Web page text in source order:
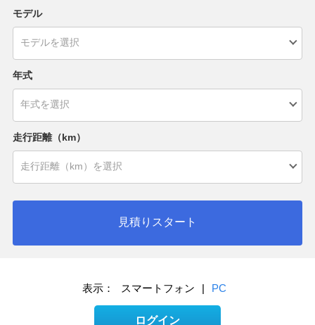
モデル
年式
走行距離（km）
見積りスタート
表示： スマートフォン | PC
ログイン